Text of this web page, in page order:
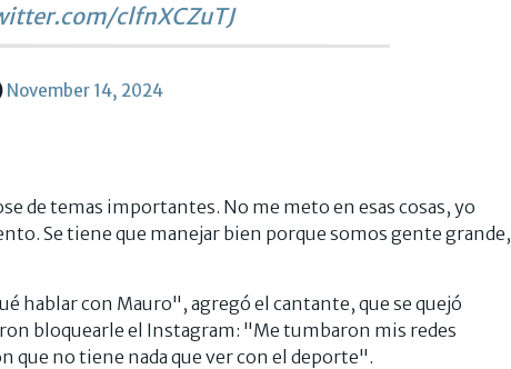
clfnXCZuTJ
November 14, 2024
de temas importantes. No me meto en esas cosas, yo
Se tiene que manejar bien porque somos gente grande,
hablar con Mauro", agregó el cantante, que se quejó
bloquearle el Instagram: "Me tumbaron mis redes
que no tiene nada que ver con el deporte".